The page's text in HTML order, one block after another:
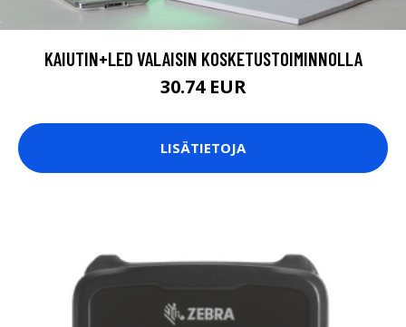
KAIUTIN+LED VALAISIN KOSKETUSTOIMINNOLLA
30.74 EUR
LISÄTIETOJA